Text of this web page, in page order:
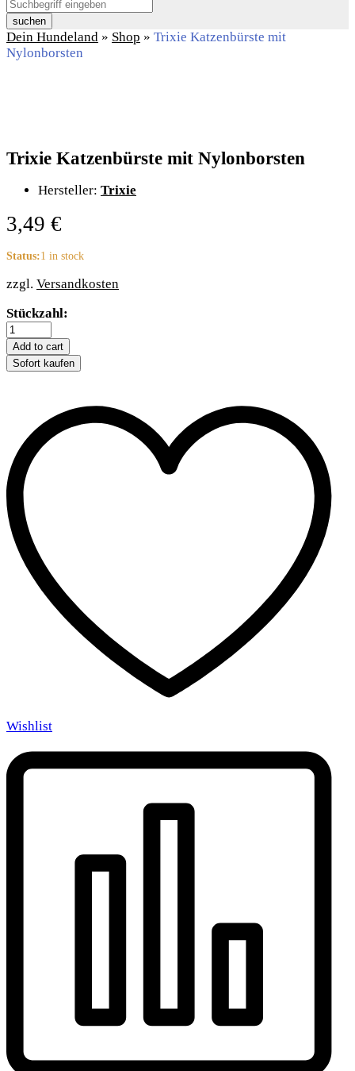
suchen
Dein Hundeland » Shop » Trixie Katzenbürste mit
Nylonborsten
Trixie Katzenbürste mit Nylonborsten
Hersteller: Trixie
3,49 €
Status:1 in stock
zzgl. Versandkosten
Trixie
Katzenbürste
mit
Nylonborsten
quantity
Stückzahl:
Add to cart
Sofort kaufen
Wishlist